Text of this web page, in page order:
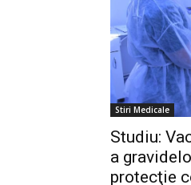
Stiri Medicale
Studiu:
a
protecţie